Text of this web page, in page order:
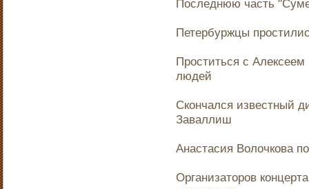
Последнюю часть
Петербуржцы
Проститься с
людей
Скончался известный
Заваллиш
Анастасия Волочкова
Организаторов